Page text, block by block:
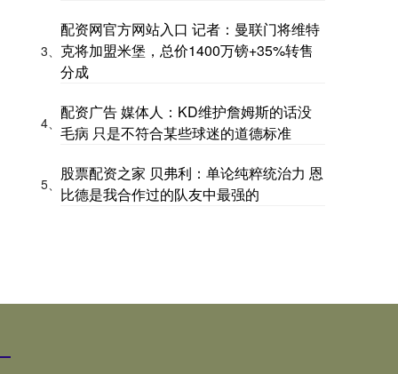
3、
配资网官方网站入口 记者：曼联门将维特
克将加盟米堡，总价1400万镑+35%转售
分成
4、
配资广告 媒体人：KD维护詹姆斯的话没
毛病 只是不符合某些球迷的道德标准
5、
股票配资之家 贝弗利：单论纯粹统治力 恩
比德是我合作过的队友中最强的